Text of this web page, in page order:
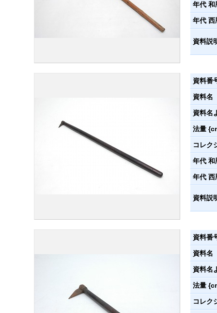
年代 和
年代 西
資料説
資料番
資料名
資料名
法量
コレク
年代 和
年代 西
資料説
資料番
資料名
資料名
法量
コレク